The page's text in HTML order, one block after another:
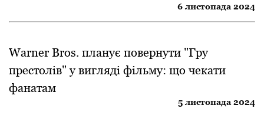
6 листопада 2024
Warner Bros. планує повернути "Гру
престолів" у вигляді фільму: що чекати
фанатам
5 листопада 2024